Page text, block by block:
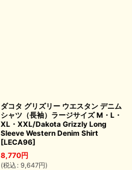
ダコタ グリズリー ウエスタン デニム
シャツ（長袖）ラージサイズ M・L・
XL・XXL/Dakota Grizzly Long
Sleeve Western Denim Shirt
[LECA96]
8,770円
(税込 : 9,647円)